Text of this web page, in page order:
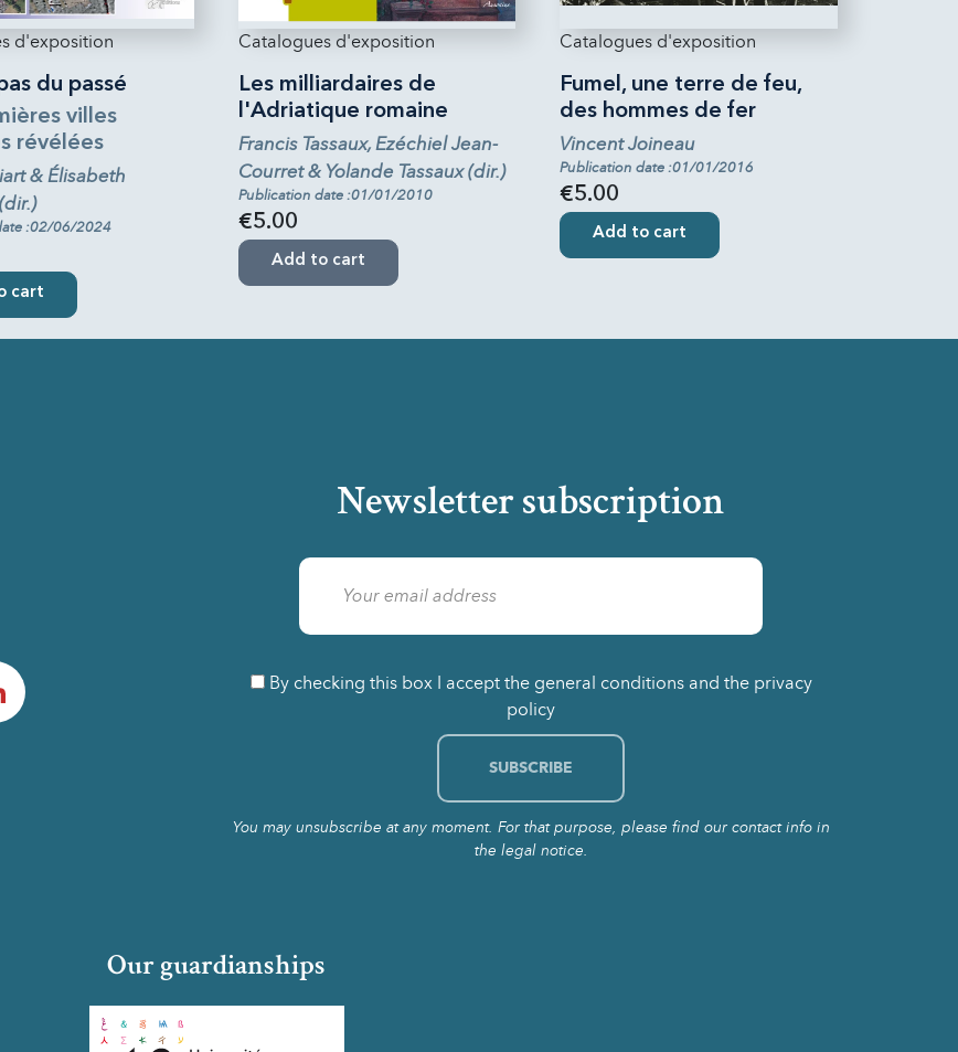
d'exposition
du passé
villes
révélées
& Élisabeth
:02/06/2024
cart
Catalogues d'exposition
Les milliardaires de
l'Adriatique romaine
Francis Tassaux, Ezéchiel Jean-
Courret & Yolande Tassaux (dir.)
Publication date :01/01/2010
€5.00
Add to cart
Catalogues d'exposition
Fumel, une terre de feu,
des hommes de fer
Vincent Joineau
Publication date :01/01/2016
€5.00
Add to cart
Newsletter subscription
By checking this box I accept the general conditions and the privacy
policy
You may unsubscribe at any moment. For that purpose, please find our contact info in
the legal notice.
Our guardianships